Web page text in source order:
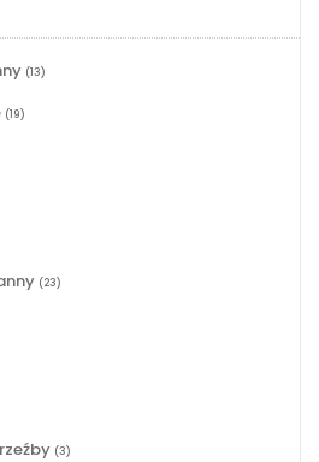
(13)
(19)
(23)
(3)